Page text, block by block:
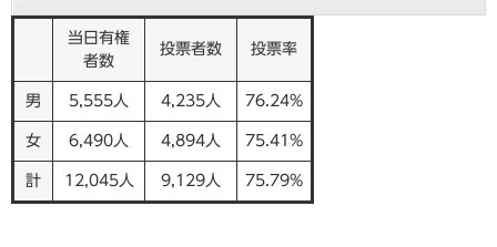
当日有権
者数
投票者数 投票率
男 5,555人 4,235人 76.24%
女 6,490人 4,894人 75.41%
計 12,045人 9,129人 75.79%